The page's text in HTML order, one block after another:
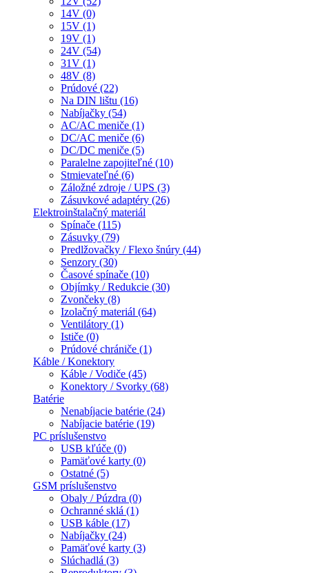
14V (0)
15V (1)
19V (1)
24V (54)
31V (1)
48V (8)
Prúdové (22)
Na DIN lištu (16)
Nabíjačky (54)
AC/AC meniče (1)
DC/AC meniče (6)
DC/DC meniče (5)
Paralelne zapojiteľné (10)
Stmievateľné (6)
Záložné zdroje / UPS (3)
Zásuvkové adaptéry (26)
Elektroinštalačný materiál
Spínače (115)
Zásuvky (79)
Predlžovačky / Flexo šnúry (44)
Senzory (30)
Časové spínače (10)
Objímky / Redukcie (30)
Zvončeky (8)
Izolačný materiál (64)
Ventilátory (1)
Ističe (0)
Prúdové chrániče (1)
Káble / Konektory
Káble / Vodiče (45)
Konektory / Svorky (68)
Batérie
Nenabíjacie batérie (24)
Nabíjacie batérie (19)
PC príslušenstvo
USB kľúče (0)
Pamäťové karty (0)
Ostatné (5)
GSM príslušenstvo
Obaly / Púzdra (0)
Ochranné sklá (1)
USB káble (17)
Nabíjačky (24)
Pamäťové karty (3)
Slúchadlá (3)